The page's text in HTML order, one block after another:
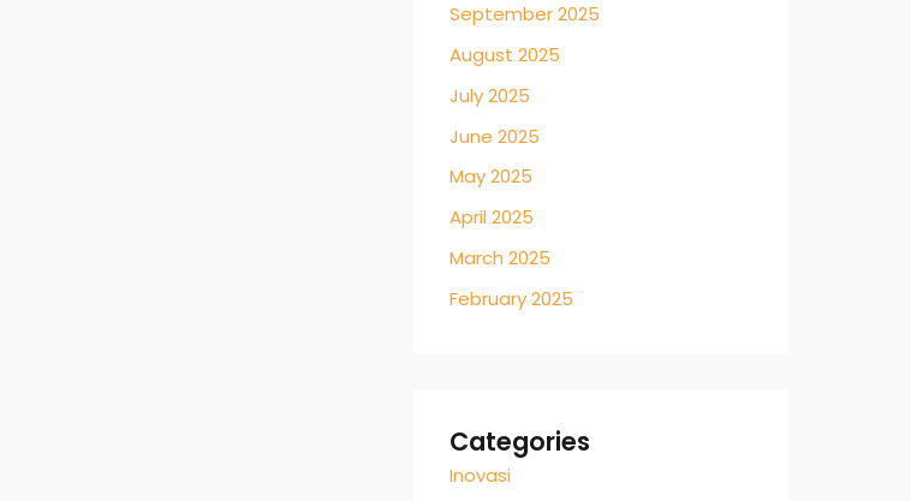
September 2025
August 2025
July 2025
June 2025
May 2025
April 2025
March 2025
February 2025
Categories
Inovasi